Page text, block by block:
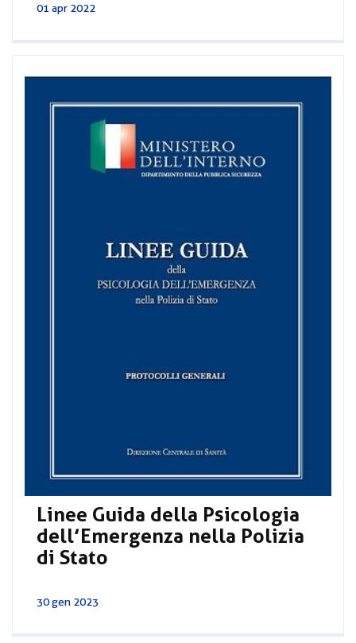
01 apr 2022
Linee Guida della Psicologia
dell’Emergenza nella Polizia
di Stato
30 gen 2023